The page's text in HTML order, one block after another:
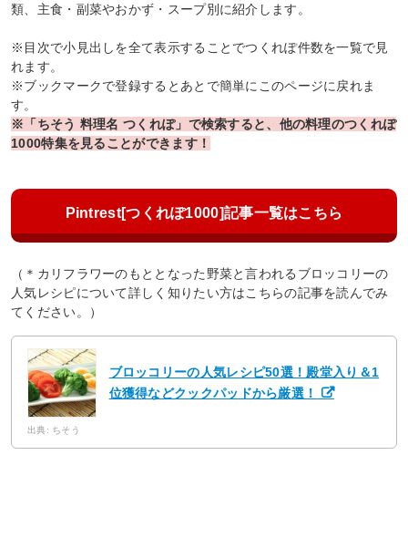
類、主食・副菜やおかず・スープ別に紹介します。
※目次で小見出しを全て表示することでつくれぽ件数を一覧で見
れます。
※ブックマークで登録するとあとで簡単にこのページに戻れま
す。
※「ちそう 料理名 つくれぽ」で検索すると、他の料理のつくれぽ
1000特集を見ることができます！
Pintrest[つくれぽ1000]記事一覧はこちら
（＊カリフラワーのもととなった野菜と言われるブロッコリーの
人気レシピについて詳しく知りたい方はこちらの記事を読んでみ
てください。）
ブロッコリーの人気レシピ50選！殿堂入り＆1
位獲得などクックパッドから厳選！
出典: ちそう